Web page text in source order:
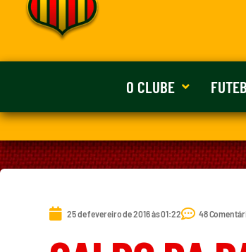
O CLUBE
25 de fevereiro de 2016 às 01:22 48